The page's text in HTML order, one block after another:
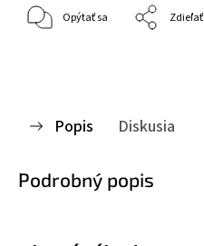
Opýtať sa Zdieľať
Popis Diskusia
Podrobný popis